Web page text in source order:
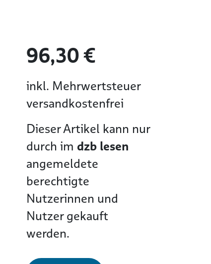
96,30 €
inkl. Mehrwertsteuer
versandkostenfrei
Dieser Artikel kann nur
durch im dzb lesen
angemeldete
berechtigte
Nutzerinnen und
Nutzer gekauft
werden.